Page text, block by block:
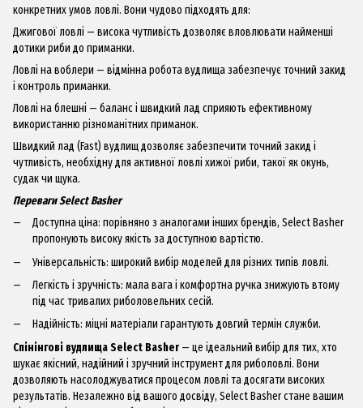
конкретних умов ловлі. Вони чудово підходять для:
Джигової ловлі — висока чутливість дозволяє вловлювати найменші
дотики риби до приманки.
Ловлі на воблери — відмінна робота вудлища забезпечує точний закид
і контроль приманки.
Ловлі на блешні — баланс і швидкий лад сприяють ефективному
використанню різноманітних приманок.
Швидкий лад (Fast) вудлищ дозволяє забезпечити точний закид і
чутливість, необхідну для активної ловлі хижої риби, такої як окунь,
судак чи щука.
Переваги Select Basher
Доступна ціна: порівняно з аналогами інших брендів, Select Basher
пропонують високу якість за доступною вартістю.
Універсальність: широкий вибір моделей для різних типів ловлі.
Легкість і зручність: мала вага і комфортна ручка знижують втому
під час тривалих риболовельних сесій.
Надійність: міцні матеріали гарантують довгий термін служби.
Спінінгові вудлища Select Basher— це ідеальний вибір для тих, хто
шукає якісний, надійний і зручний інструмент для риболовлі. Вони
дозволяють насолоджуватися процесом ловлі та досягати високих
результатів. Незалежно від вашого досвіду, Select Basher стане вашим